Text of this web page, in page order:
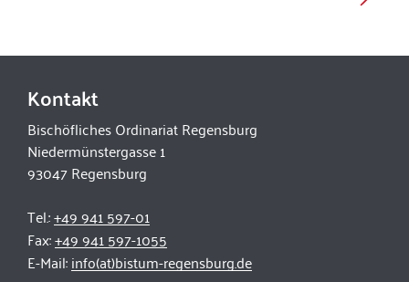
Kontakt
Bischöfliches Ordinariat Regensburg
Niedermünstergasse 1
93047 Regensburg
Tel.:+49 941 597-01
Fax:+49 941 597-1055
E-Mail:info(at)bistum-regensburg.de